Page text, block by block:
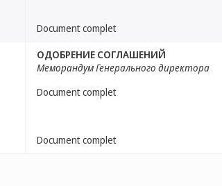
Document complet
ОДОБРЕНИЕ СОГЛАШЕНИЙ
Меморандум Генерального директора
Document complet
Document complet